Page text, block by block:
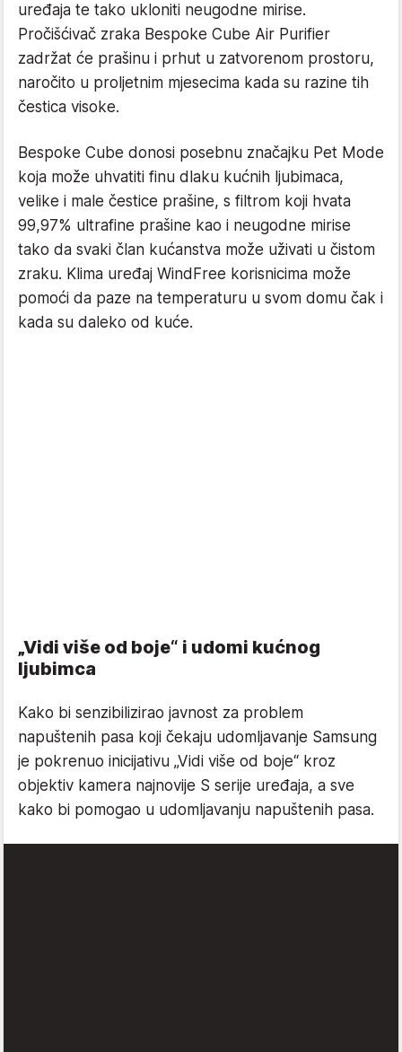
uređaja te tako ukloniti neugodne mirise.
Pročišćivač zraka Bespoke Cube Air Purifier
zadržat će prašinu i prhut u zatvorenom prostoru,
naročito u proljetnim mjesecima kada su razine tih
čestica visoke.
Bespoke Cube donosi posebnu značajku Pet Mode
koja može uhvatiti finu dlaku kućnih ljubimaca,
velike i male čestice prašine, s filtrom koji hvata
99,97% ultrafine prašine kao i neugodne mirise
tako da svaki član kućanstva može uživati u čistom
zraku. Klima uređaj WindFree korisnicima može
pomoći da paze na temperaturu u svom domu čak i
kada su daleko od kuće.
„Vidi više od boje“ i udomi kućnog
ljubimca
Kako bi senzibilizirao javnost za problem
napuštenih pasa koji čekaju udomljavanje Samsung
je pokrenuo inicijativu „Vidi više od boje“ kroz
objektiv kamera najnovije S serije uređaja, a sve
kako bi pomogao u udomljavanju napuštenih pasa.